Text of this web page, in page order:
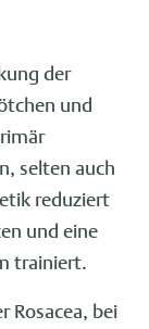
der
und
selten auch
reduziert
und eine
trainiert.
Rosacea, bei